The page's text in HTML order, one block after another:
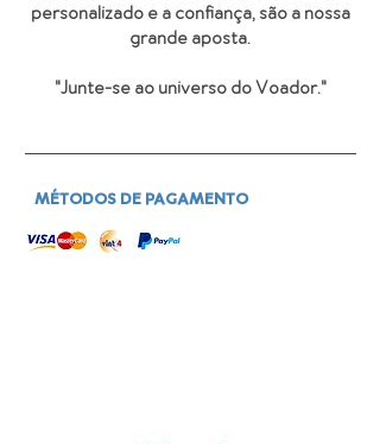
personalizado e a confiança, são a nossa
grande aposta.
"Junte-se ao universo do Voador."
MÉTODOS DE PAGAMENTO